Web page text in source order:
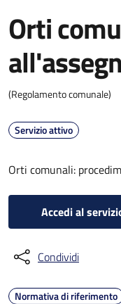
Orti
(Regolamento comunale)
Servizio attivo
Orti comunali:
Accedi al
Condividi
Normativa di riferimento